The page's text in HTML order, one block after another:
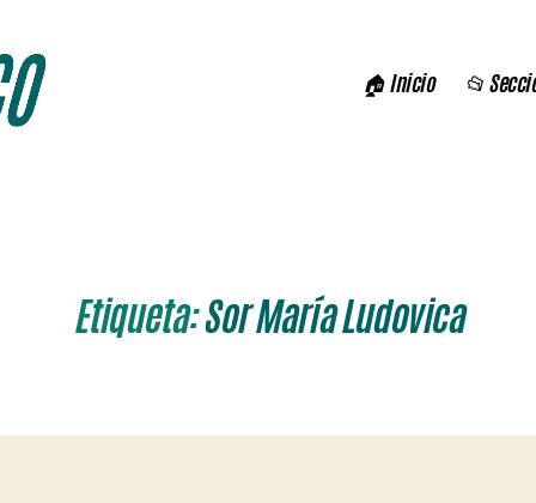
🏠 Inicio 📂
Etiqueta:Sor María Ludovica